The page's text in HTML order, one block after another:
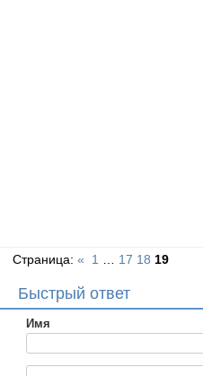
Страница:« 1 … 17 18 19
Быстрый ответ
Имя